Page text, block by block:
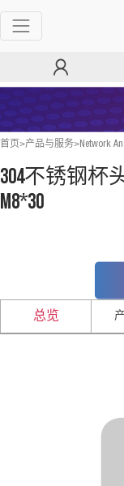
首页>产品与服务>Network
304不锈钢杯
M8*30
总览